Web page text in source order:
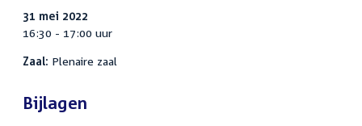
31 mei 2022
16:30 - 17:00 uur
Zaal: Plenaire zaal
Bijlagen